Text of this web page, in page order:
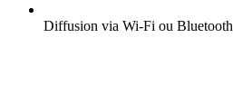
Diffusion via Wi-Fi ou Bluetooth